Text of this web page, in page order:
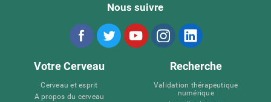
Nous suivre
Votre Cerveau
Cerveau et esprit
A propos du cerveau
Recherche
Validation thérapeutique
numérique